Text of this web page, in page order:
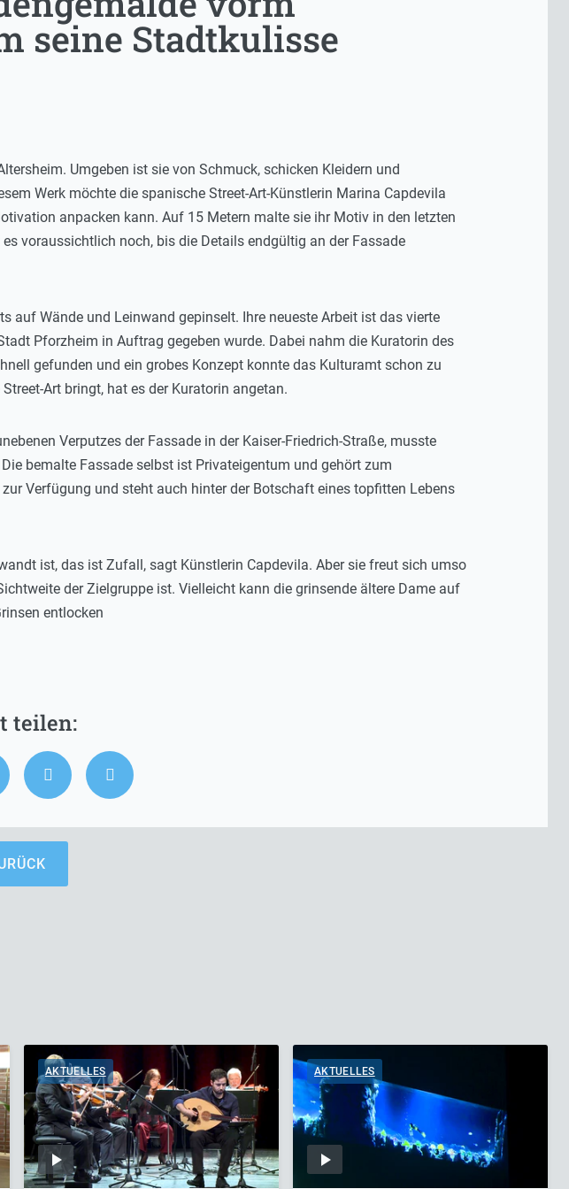
seine Stadtkulisse
Umgeben ist sie von Schmuck, schicken Kleidern und
Werk möchte die spanische Street-Art-Künstlerin Marina Capdevila
anpacken kann. Auf 15 Metern malte sie ihr Motiv in den letzten
voraussichtlich noch, bis die Details endgültig an der Fassade
auf Wände und Leinwand gepinselt. Ihre neueste Arbeit ist das vierte
Pforzheim in Auftrag gegeben wurde. Dabei nahm die Kuratorin des
gefunden und ein grobes Konzept konnte das Kulturamt schon zu
Art bringt, hat es der Kuratorin angetan.
Verputzes der Fassade in der Kaiser-Friedrich-Straße, musste
bemalte Fassade selbst ist Privateigentum und gehört zum
Verfügung und steht auch hinter der Botschaft eines topfitten Lebens
ist, das ist Zufall, sagt Künstlerin Capdevila. Aber sie freut sich umso
der Zielgruppe ist. Vielleicht kann die grinsende ältere Dame auf
entlocken
AKTUELLES AKTUELLES